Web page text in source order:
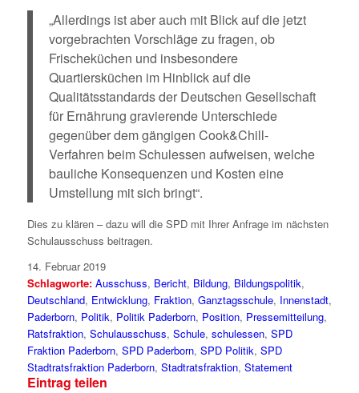
„Allerdings ist aber auch mit Blick auf die jetzt
vorgebrachten Vorschläge zu fragen, ob
Frischeküchen und insbesondere
Quartiersküchen im Hinblick auf die
Qualitätsstandards der Deutschen Gesellschaft
für Ernährung gravierende Unterschiede
gegenüber dem gängigen Cook&Chill-
Verfahren beim Schulessen aufweisen, welche
bauliche Konsequenzen und Kosten eine
Umstellung mit sich bringt“.
Dies zu klären – dazu will die SPD mit Ihrer Anfrage im nächsten
Schulausschuss beitragen.
14. Februar 2019
Schlagworte: Ausschuss, Bericht, Bildung, Bildungspolitik,
Deutschland, Entwicklung, Fraktion, Ganztagsschule, Innenstadt,
Paderborn, Politik, Politik Paderborn, Position, Pressemitteilung,
Ratsfraktion, Schulausschuss, Schule, schulessen, SPD
Fraktion Paderborn, SPD Paderborn, SPD Politik, SPD
Stadtratsfraktion Paderborn, Stadtratsfraktion, Statement
Eintrag teilen